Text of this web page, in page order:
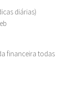
diárias)
financeira todas